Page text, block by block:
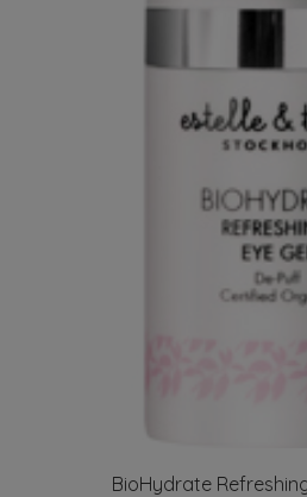
BioHydrate